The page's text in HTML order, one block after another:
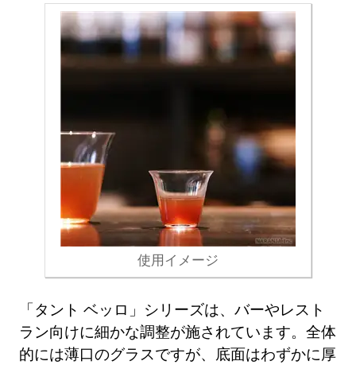
使用イメージ
「タント ベッロ」シリーズは、バーやレスト
ラン向けに細かな調整が施されています。全体
的には薄口のグラスですが、底面はわずかに厚